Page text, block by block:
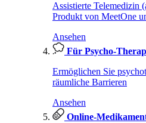
Assistierte Telemedizin
Produkt von MeetOne
Ansehen
Für Psycho-
Ermöglichen Sie
räumliche Barrieren
Ansehen
Online-